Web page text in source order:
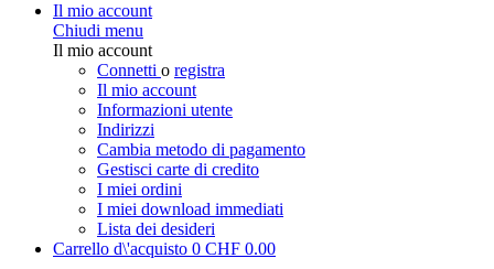
Il mio account
Chiudi menu
Il mio account
Connetti o registra
Il mio account
Informazioni utente
Indirizzi
Cambia metodo di pagamento
Gestisci carte di credito
I miei ordini
I miei download immediati
Lista dei desideri
Carrello d\'acquisto 0 CHF 0.00